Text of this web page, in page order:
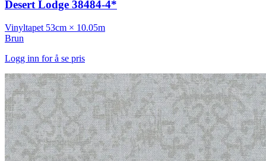
Desert Lodge 38484-4*
Vinyltapet 53cm × 10.05m
Brun
Logg inn for å se pris